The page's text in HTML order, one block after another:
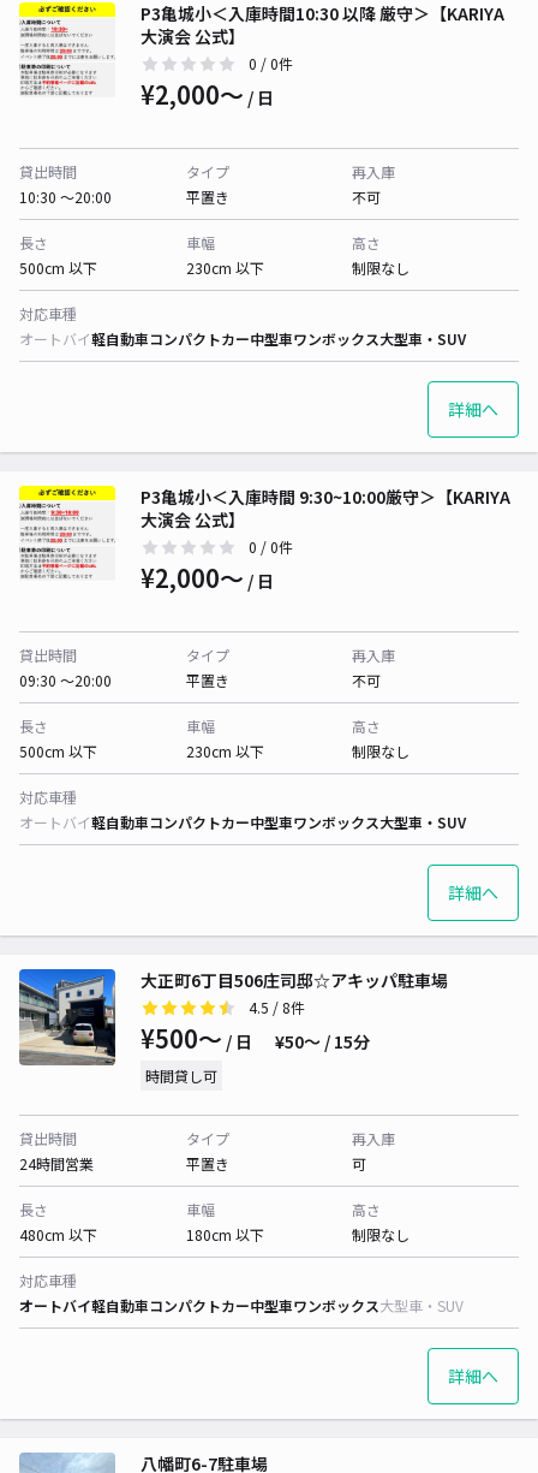
P3亀城小＜入庫時間10:30 以降 厳守＞【KARIYA
大演会 公式】
0 / 0件
¥2,000〜 / 日
貸出時間
10:30 〜20:00
タイプ
平置き
再入庫
不可
長さ
500cm 以下
車幅
230cm 以下
高さ
制限なし
対応車種
オートバイ軽自動車コンパクトカー中型車ワンボックス大型車・SUV
詳細へ
P3亀城小＜入庫時間 9:30~10:00厳守＞【KARIYA
大演会 公式】
0 / 0件
¥2,000〜 / 日
貸出時間
09:30 〜20:00
タイプ
平置き
再入庫
不可
長さ
500cm 以下
車幅
230cm 以下
高さ
制限なし
対応車種
オートバイ軽自動車コンパクトカー中型車ワンボックス大型車・SUV
詳細へ
大正町6丁目506庄司邸☆アキッパ駐車場
4.5 / 8件
¥500〜 / 日 ¥50〜 / 15分
時間貸し可
貸出時間
24時間営業
タイプ
平置き
再入庫
可
長さ
480cm 以下
車幅
180cm 以下
高さ
制限なし
対応車種
オートバイ軽自動車コンパクトカー中型車ワンボックス大型車・SUV
詳細へ
八幡町6-7駐車場